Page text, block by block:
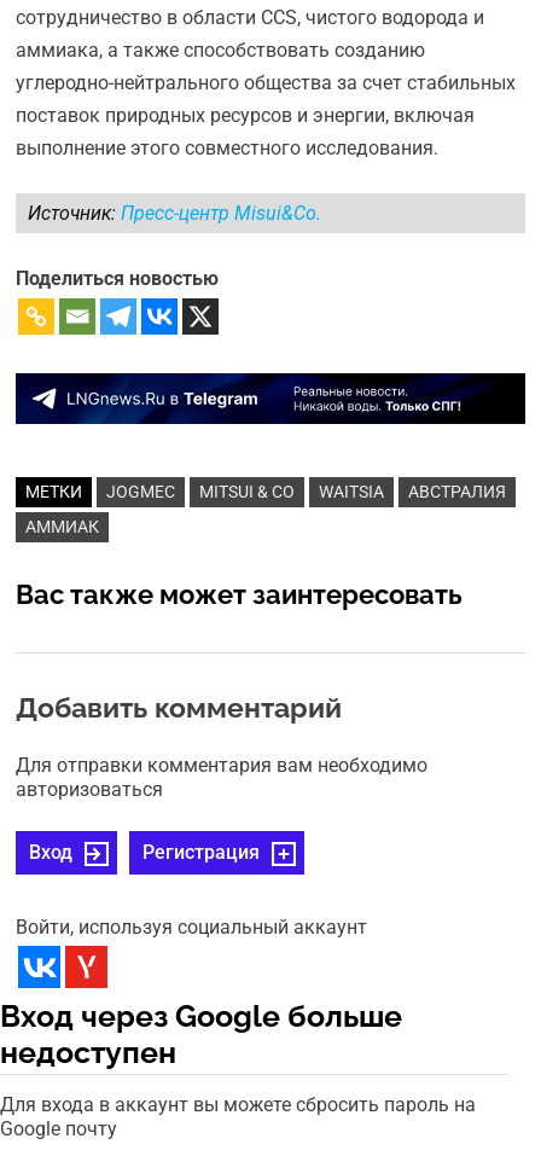
сотрудничество в области CCS, чистого водорода и
аммиака, а также способствовать созданию
углеродно-нейтрального общества за счет стабильных
поставок природных ресурсов и энергии, включая
выполнение этого совместного исследования.
Источник:Пресс-центр Misui&Co.
Поделиться новостью
МЕТКИ JOGMEC MITSUI & CO WAITSIA
АВСТРАЛИЯ
АММИАК
Вас также может заинтересовать
Добавить комментарий
Для отправки комментария вам необходимо
авторизоваться
Вход Регистрация
Войти, используя социальный аккаунт
Вход через Google больше
недоступен
Для входа в аккаунт вы можете сбросить пароль на
Google почту